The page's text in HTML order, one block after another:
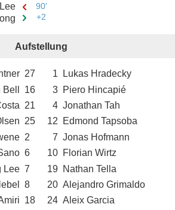
90'
+2
Aufstellung
27 1
Lukas Hradecky
16 3 Piero Hincapié
21 4 Jonathan Tah
25 12
Edmond Tapsoba
2 7 Jonas Hofmann
6 10 Florian Wirtz
Lee 7 19 Nathan Tella
8 20 Alejandro Grimaldo
18 24 Aleix Garcia